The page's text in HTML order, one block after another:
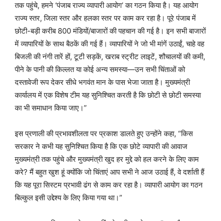
तक पहुंचे, हमने ‘पंजाब राज्य व्यापारी आयोग’ का गठन किया है। यह आयोग
राज्य स्तर, जिला स्तर और हलका स्तर पर काम कर रहा है। पूरे पंजाब में
छोटी-बड़ी करीब 800 मंडियों/बाजारों की पहचान की गई है। इन सभी बाजारों
में व्यापारियों के साथ बैठकें की गई हैं। व्यापारियों ने जो भी मांगें उठाईं, चाहे वह
बिजली की नंगी तारें हों, टूटी सड़कें, खराब स्ट्रीट लाइटें, शौचालयों की कमी,
पीने के पानी की किल्लत या कोई अन्य समस्या—उन सभी चिंताओं को
दस्तावेजी रूप देकर सीधे भगवंत मान के पास भेजा जाता है। मुख्यमंत्री
कार्यालय में एक विशेष टीम यह सुनिश्चित करती है कि छोटी से छोटी समस्या
का भी समाधान किया जाए।”
इस प्रणाली की प्रभावशीलता पर प्रकाश डालते हुए उन्होंने कहा, “किस
सरकार ने कभी यह सुनिश्चित किया है कि एक छोटे व्यापारी की आवाज
मुख्यमंत्री तक पहुंचे और मुख्यमंत्री खुद हर मुद्दे को हल करने के लिए काम
करे? मैं बहुत खुश हूं क्योंकि जो चिंताएं आप सभी ने आज उठाई हैं, वे दर्शाती हैं
कि यह पूरा सिस्टम प्रभावी ढंग से काम कर रहा है। व्यापारी आयोग का गठन
बिल्कुल इसी उद्देश्य के लिए किया गया था।”